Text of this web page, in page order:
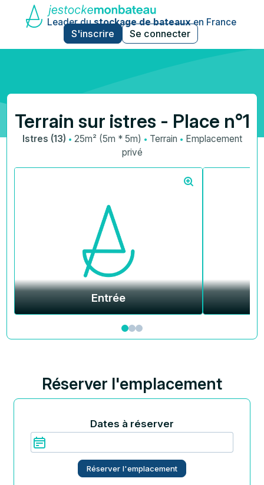
Leader dustockage de bateauxen France
S'inscrire Se connecter
Terrain sur istres - Place n°1
Istres (13) · 25m² (5m * 5m) · Terrain · Emplacement
privé
Entrée
Réserver l'emplacement
Dates à réserver
Réserver l'emplacement